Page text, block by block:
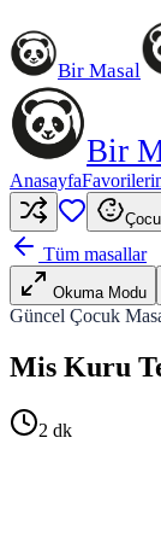
Bir Masal
Bir
Anasayfa
Tüm masallar
Okuma Modu
Güncel Çocuk
Mis Kuru
2 dk